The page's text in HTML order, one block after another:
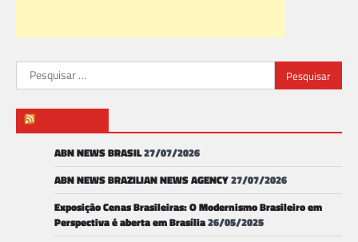
Pesquisar
por:
ABN NEWS BRASIL27/07/2026
ABN NEWS BRAZILIAN NEWS AGENCY27/07/2026
Exposição Cenas Brasileiras: O Modernismo Brasileiro em
Perspectiva é aberta em Brasília26/05/2025